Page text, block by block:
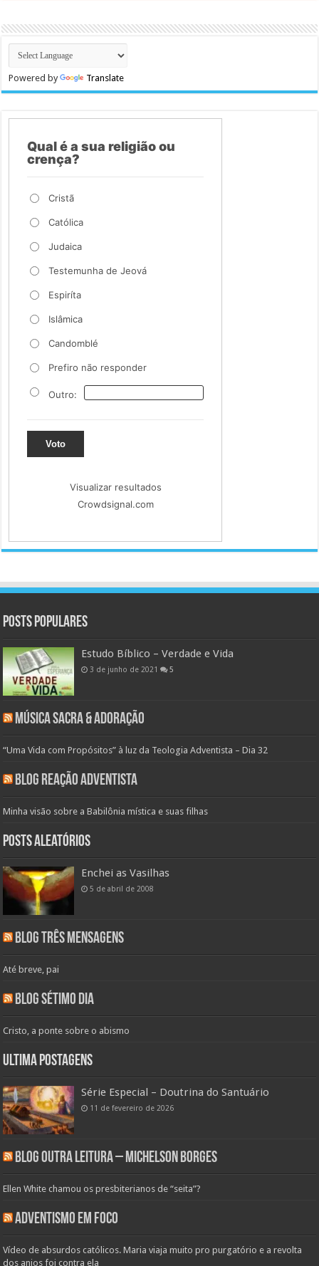
Powered by Translate
Qual é a sua religião ou
crença?
Cristã
Católica
Judaica
Testemunha de Jeová
Espiríta
Islâmica
Candomblé
Prefiro não responder
Outro:
Voto
Visualizar resultados
Crowdsignal.com
Posts populares
Estudo Bíblico – Verdade e Vida
3 de junho de 2021 5
Música Sacra & Adoração
“Uma Vida com Propósitos” à luz da Teologia Adventista – Dia 32
Blog Reação Adventista
Minha visão sobre a Babilônia mística e suas filhas
Posts aleatórios
Enchei as Vasilhas
5 de abril de 2008
Blog Três Mensagens
Até breve, pai
Blog Sétimo Dia
Cristo, a ponte sobre o abismo
Ultima Postagens
Série Especial – Doutrina do Santuário
11 de fevereiro de 2026
Blog Outra Leitura – Michelson Borges
Ellen White chamou os presbiterianos de “seita”?
Adventismo em Foco
Vídeo de absurdos católicos. Maria viaja muito pro purgatório e a revolta
dos anjos foi contra ela